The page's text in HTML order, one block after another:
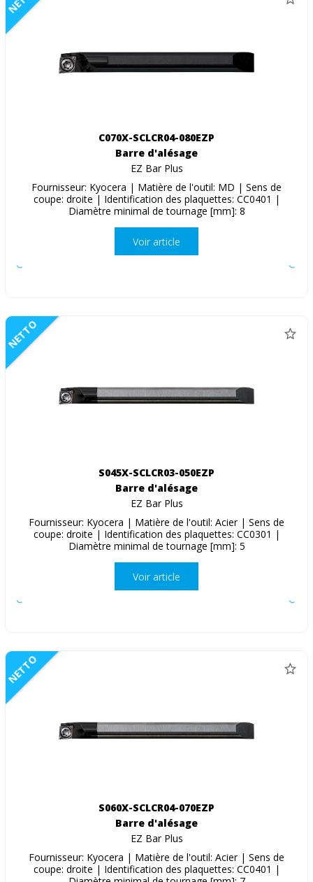
C070X-SCLCR04-080EZP
Barre d'alésage
EZ Bar Plus
Fournisseur: Kyocera | Matière de l'outil: MD | Sens de
coupe: droite | Identification des plaquettes: CC0401 |
Diamètre minimal de tournage [mm]: 8
Voir article
NETTO
S045X-SCLCR03-050EZP
Barre d'alésage
EZ Bar Plus
Fournisseur: Kyocera | Matière de l'outil: Acier | Sens de
coupe: droite | Identification des plaquettes: CC0301 |
Diamètre minimal de tournage [mm]: 5
Voir article
NETTO
S060X-SCLCR04-070EZP
Barre d'alésage
EZ Bar Plus
Fournisseur: Kyocera | Matière de l'outil: Acier | Sens de
coupe: droite | Identification des plaquettes: CC0401 |